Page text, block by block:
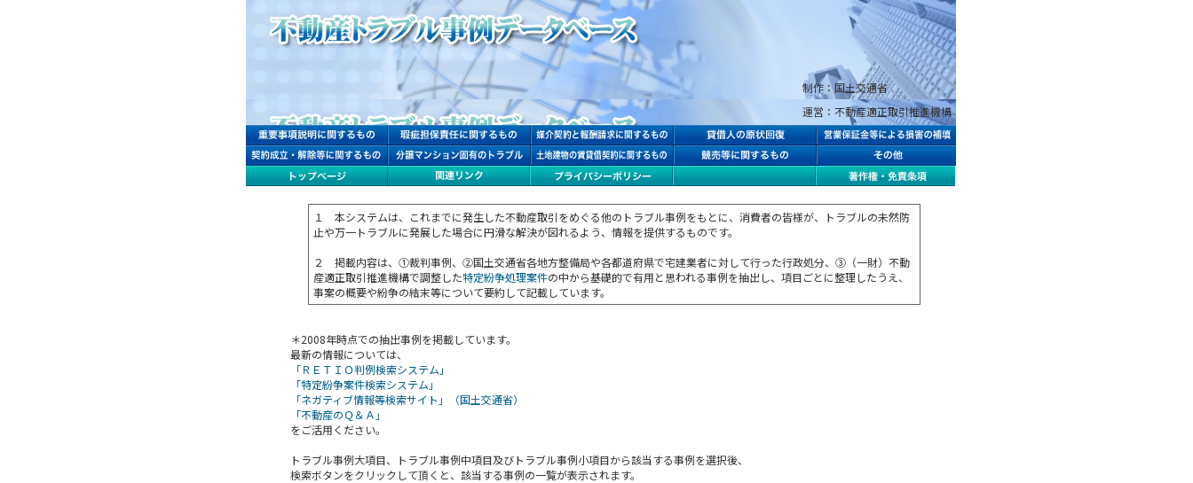
制作：国土交通省
運営：不動産適正取引推進機構
１ 本システムは、これまでに発生した不動産取引をめぐる他のトラブル事例をもとに、消費者の皆様が、トラブルの未然防
止や万一トラブルに発展した場合に円滑な解決が図れるよう、情報を提供するものです。
２ 掲載内容は、①裁判事例、②国土交通省各地方整備局や各都道府県で宅建業者に対して行った行政処分、③（一財）不動
産適正取引推進機構で調整した特定紛争処理案件の中から基礎的で有用と思われる事例を抽出し、項目ごとに整理したうえ、
事案の概要や紛争の結末等について要約して記載しています。
＊2008年時点での抽出事例を掲載しています。
最新の情報については、
「ＲＥＴＩＯ判例検索システム」
「特定紛争案件検索システム」
「ネガティブ情報等検索サイト」（国土交通省）
「不動産のＱ＆Ａ」
をご活用ください。
トラブル事例大項目、トラブル事例中項目及びトラブル事例小項目から該当する事例を選択後、
検索ボタンをクリックして頂くと、該当する事例の一覧が表示されます。